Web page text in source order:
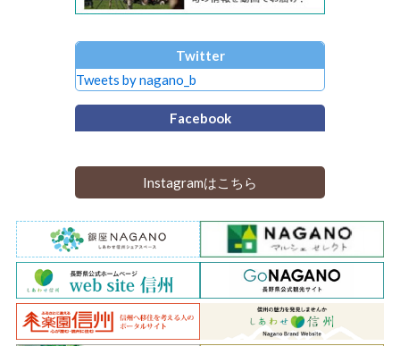
Twitter
Tweets by nagano_b
Facebook
Instagramはこちら